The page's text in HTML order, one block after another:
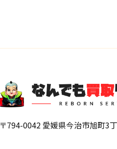
〒794-0042 愛媛県今治市旭町3